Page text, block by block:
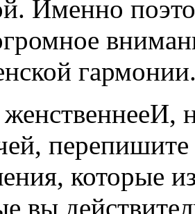
Именно
женственнееИ,
которые
вы